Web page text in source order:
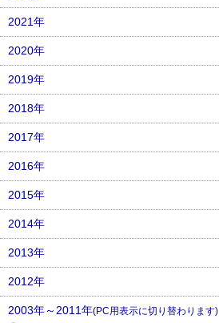
2021年
2020年
2019年
2018年
2017年
2016年
2015年
2014年
2013年
2012年
2003年～2011年(PC用表示に切り替わります)